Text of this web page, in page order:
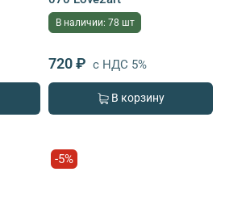
В наличии: 78 шт
720 ₽ с НДС 5%
В корзину
-5%